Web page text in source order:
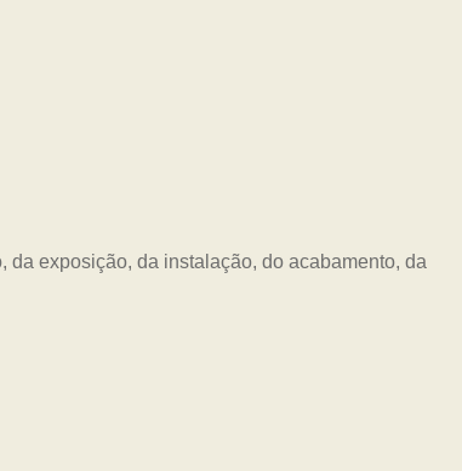
exposição, da instalação, do acabamento, da